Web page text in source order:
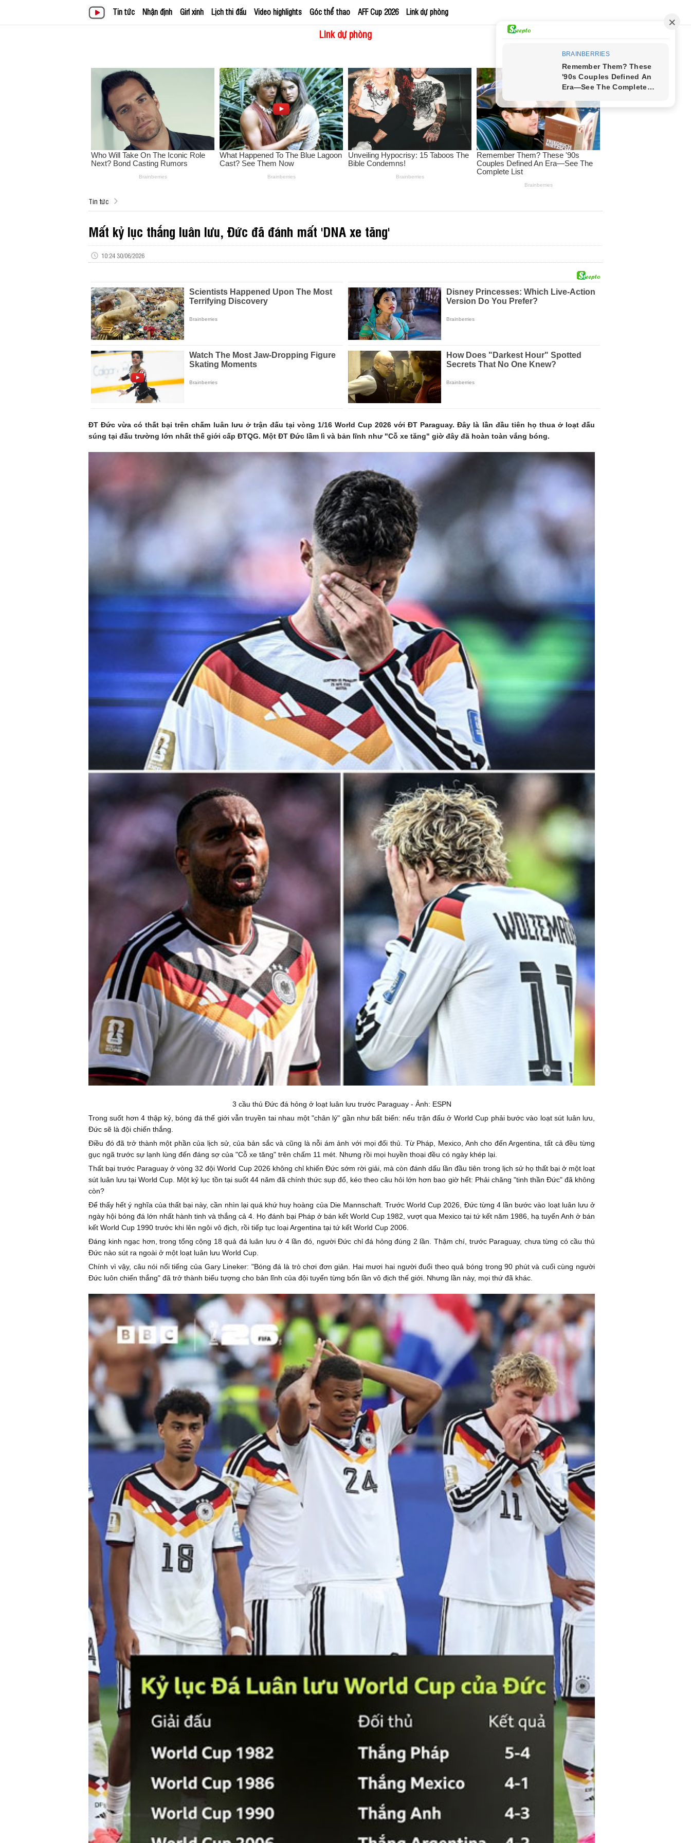
Tin tức Nhận định Girl xinh Lịch thi đấu Video highlights Góc thể thao AFF Cup 2026 Link dự phòng
Link dự phòng
Tin tức
Mất kỷ lục thắng luân lưu, Đức đã đánh mất 'DNA xe tăng'
10:24 30/06/2026
ĐT Đức vừa có thất bại trên chấm luân lưu ở trận đấu tại vòng 1/16 World Cup 2026 với ĐT Paraguay. Đây là lần đầu tiên họ thua ở loạt đấu
súng tại đấu trường lớn nhất thế giới cấp ĐTQG. Một ĐT Đức lầm lì và bản lĩnh như "Cỗ xe tăng" giờ đây đã hoàn toàn vắng bóng.
3 cầu thủ Đức đá hỏng ở loạt luân lưu trước Paraguay - Ảnh: ESPN
Trong suốt hơn 4 thập kỷ, bóng đá thế giới vẫn truyền tai nhau một "chân lý" gần như bất biến: nếu trận đấu ở World Cup phải bước vào loạt sút luân lưu,
Đức sẽ là đội chiến thắng.
Điều đó đã trở thành một phần của lịch sử, của bản sắc và cũng là nỗi ám ảnh với mọi đối thủ. Từ Pháp, Mexico, Anh cho đến Argentina, tất cả đều từng
gục ngã trước sự lạnh lùng đến đáng sợ của "Cỗ xe tăng" trên chấm 11 mét. Nhưng rồi mọi huyền thoại đều có ngày khép lại.
Thất bại trước Paraguay ở vòng 32 đội World Cup 2026 không chỉ khiến Đức sớm rời giải, mà còn đánh dấu lần đầu tiên trong lịch sử họ thất bại ở một loạt
sút luân lưu tại World Cup. Một kỷ lục tồn tại suốt 44 năm đã chính thức sụp đổ, kéo theo câu hỏi lớn hơn bao giờ hết: Phải chăng "tinh thần Đức" đã không
còn?
Để thấy hết ý nghĩa của thất bại này, cần nhìn lại quá khứ huy hoàng của Die Mannschaft. Trước World Cup 2026, Đức từng 4 lần bước vào loạt luân lưu ở
ngày hội bóng đá lớn nhất hành tinh và thắng cả 4. Họ đánh bại Pháp ở bán kết World Cup 1982, vượt qua Mexico tại tứ kết năm 1986, hạ tuyển Anh ở bán
kết World Cup 1990 trước khi lên ngôi vô địch, rồi tiếp tục loại Argentina tại tứ kết World Cup 2006.
Đáng kinh ngạc hơn, trong tổng cộng 18 quả đá luân lưu ở 4 lần đó, người Đức chỉ đá hỏng đúng 2 lần. Thậm chí, trước Paraguay, chưa từng có cầu thủ
Đức nào sút ra ngoài ở một loạt luân lưu World Cup.
Chính vì vậy, câu nói nổi tiếng của Gary Lineker: "Bóng đá là trò chơi đơn giản. Hai mươi hai người đuổi theo quả bóng trong 90 phút và cuối cùng người
Đức luôn chiến thắng" đã trở thành biểu tượng cho bản lĩnh của đội tuyển từng bốn lần vô địch thế giới. Nhưng lần này, mọi thứ đã khác.